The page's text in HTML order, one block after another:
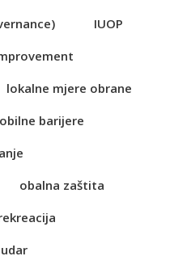
IUOP
lokalne mjere obrane
barijere
obalna zaštita